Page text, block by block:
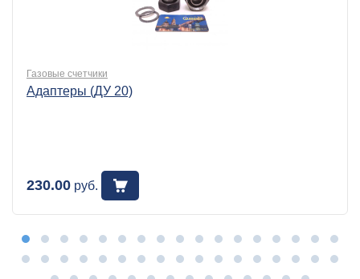
Газовые счетчики
Адаптеры (ДУ 20)
230.00 руб.